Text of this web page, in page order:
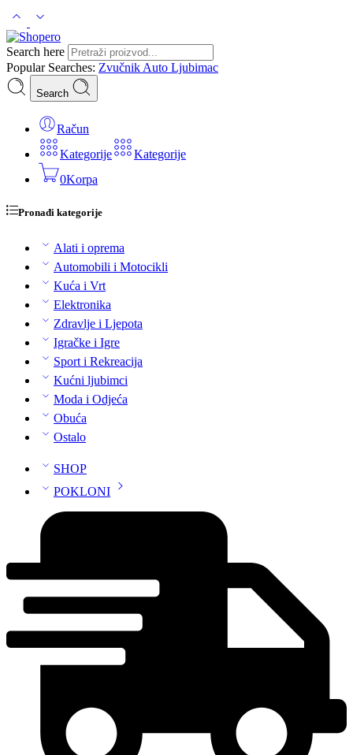
Search here
Popular Searches: Zvučnik Auto Ljubimac
Search
Račun
Kategorije
Kategorije
0Korpa
Pronađi kategorije
Alati i oprema
Automobili i Motocikli
Kuća i Vrt
Elektronika
Zdravlje i Ljepota
Igračke i Igre
Sport i Rekreacija
Kućni ljubimci
Moda i Odjeća
Obuća
Ostalo
SHOP
POKLONI